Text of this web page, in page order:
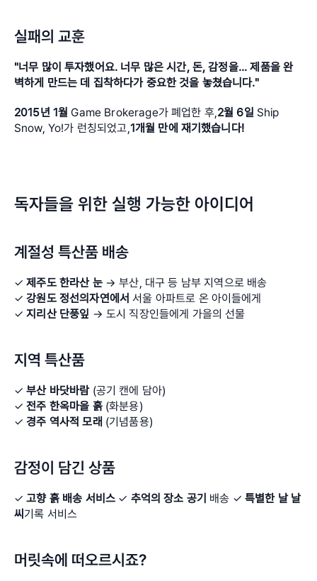
실패의 교훈
"너무 많이 투자했어요. 너무 많은 시간, 돈, 감정을... 제품을 완
벽하게 만드는 데 집착하다가 중요한 것을 놓쳤습니다."
2015년 1월 Game Brokerage가 폐업한 후,2월 6일 Ship
Snow, Yo!가 런칭되었고,1개월 만에 재기했습니다!
독자들을 위한 실행 가능한 아이디어
계절성 특산품 배송
✓ 제주도 한라산 눈 → 부산, 대구 등 남부 지역으로 배송
✓ 강원도 정선의자연에서 서울 아파트로 온 아이들에게
✓ 지리산 단풍잎 → 도시 직장인들에게 가을의 선물
지역 특산품
✓ 부산 바닷바람 (공기 캔에 담아)
✓ 전주 한옥마을 흙 (화분용)
✓ 경주 역사적 모래 (기념품용)
감정이 담긴 상품
✓ 고향 흙 배송 서비스 ✓ 추억의 장소 공기 배송 ✓ 특별한 날 날
씨 기록 서비스
머릿속에 떠오르시죠?